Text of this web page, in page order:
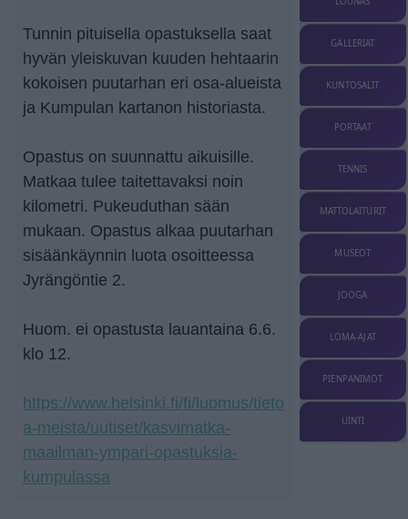
Tunnin pituisella opastuksella saat
hyvän yleiskuvan kuuden hehtaarin
kokoisen puutarhan eri osa-alueista
ja Kumpulan kartanon historiasta.
Opastus on suunnattu aikuisille.
Matkaa tulee taitettavaksi noin
kilometri. Pukeuduthan sään
mukaan. Opastus alkaa puutarhan
sisäänkäynnin luota osoitteessa
Jyrängöntie 2.
Huom. ei opastusta lauantaina 6.6.
klo 12.
https://www.helsinki.fi/fi/luomus/tieto
a-meista/uutiset/kasvimatka-
maailman-ympari-opastuksia-
kumpulassa
GALLERIAT
KUNTOSALIT
PORTAAT
TENNIS
MATTOLAITURIT
MUSEOT
JOOGA
LOMA-AJAT
PIENPANIMOT
UINTI